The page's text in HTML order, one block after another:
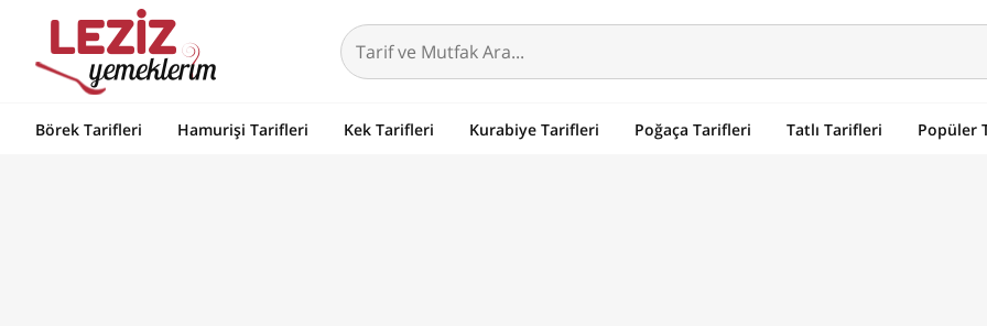
Börek Tarifleri Hamurişi Tarifleri Kek Tarifleri Kurabiye Tarifleri Poğaça Tarifleri Tatlı Tarifleri Popüler